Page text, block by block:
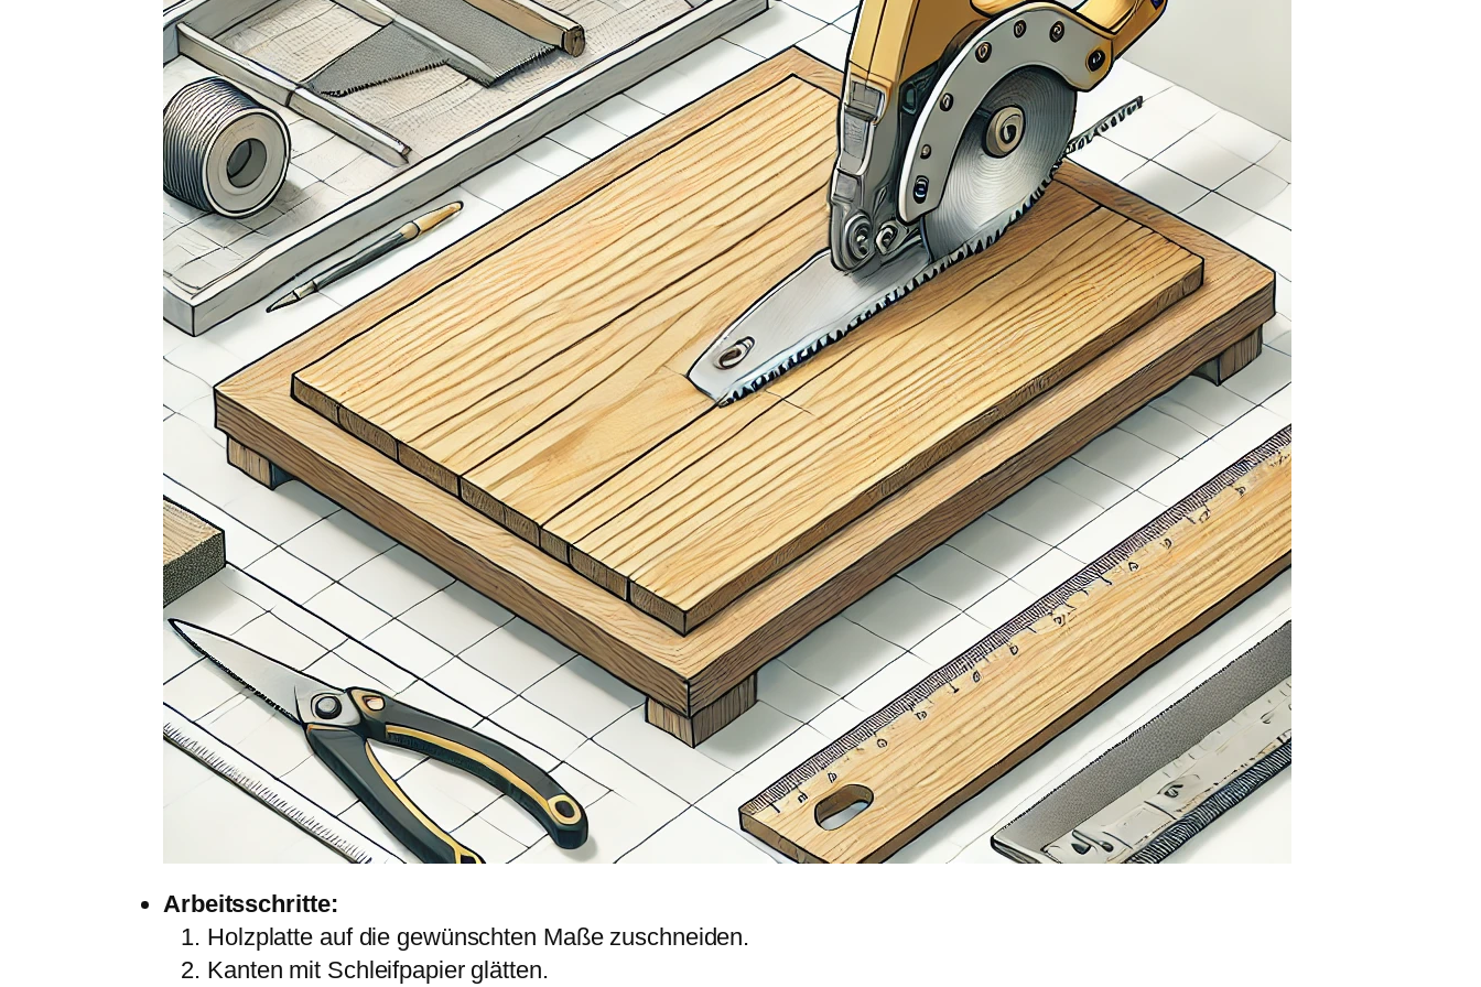
Arbeitsschritte:
Holzplatte auf die gewünschten Maße zuschneiden.
Kanten mit Schleifpapier glätten.